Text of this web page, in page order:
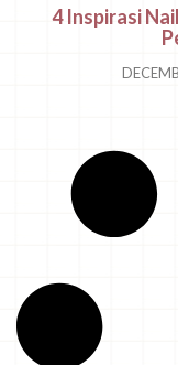
4 Inspirasi